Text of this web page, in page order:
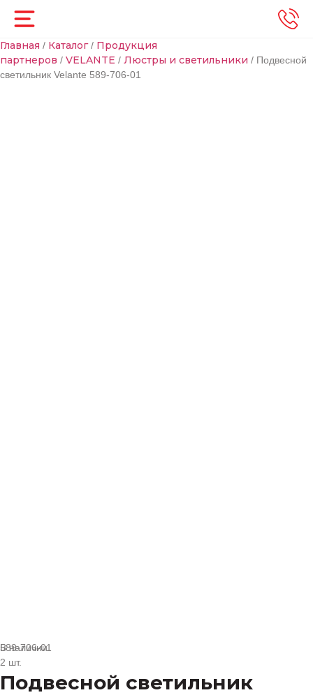
Главная / Каталог/ Продукция
партнеров / VELANTE / Люстры и светильники / Подвесной
светильник Velante 589-706-01
В наличии
2 шт.
Подвесной светильник
589-706-01